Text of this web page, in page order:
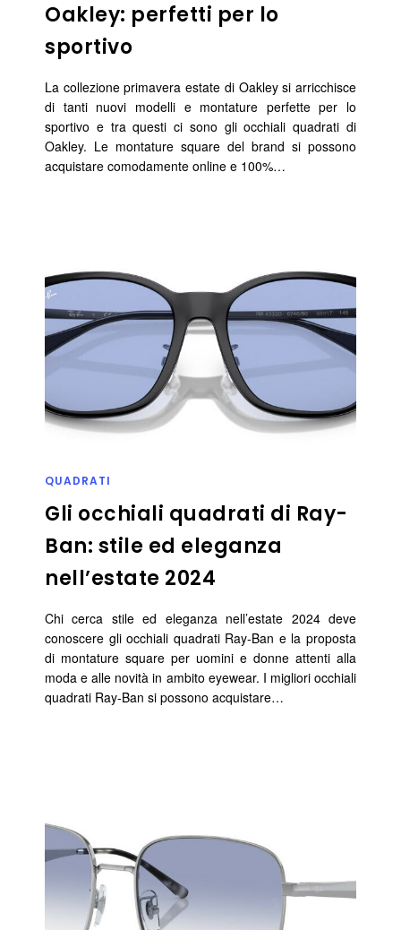
Oakley: perfetti per lo
sportivo
La collezione primavera estate di Oakley si arricchisce
di tanti nuovi modelli e montature perfette per lo
sportivo e tra questi ci sono gli occhiali quadrati di
Oakley. Le montature square del brand si possono
acquistare comodamente online e 100%…
QUADRATI
Gli occhiali quadrati di Ray-
Ban: stile ed eleganza
nell’estate 2024
Chi cerca stile ed eleganza nell’estate 2024 deve
conoscere gli occhiali quadrati Ray-Ban e la proposta
di montature square per uomini e donne attenti alla
moda e alle novità in ambito eyewear. I migliori occhiali
quadrati Ray-Ban si possono acquistare…